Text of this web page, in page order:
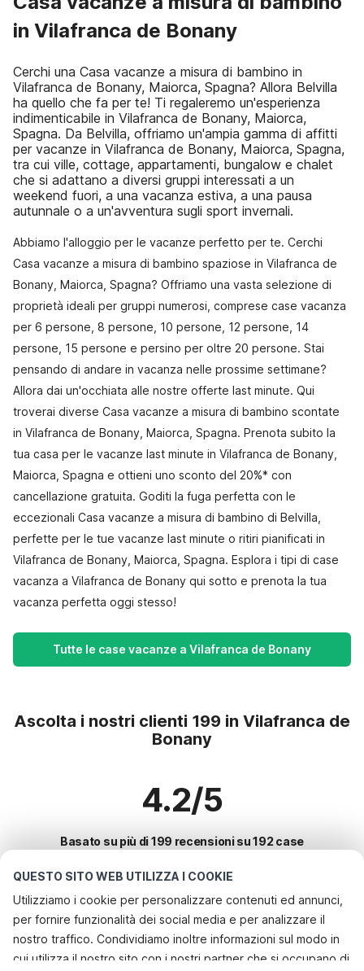
QUESTO SITO WEB UTILIZZA I COOKIE
Utilizziamo i cookie per personalizzare contenuti ed annunci,
per fornire funzionalità dei social media e per analizzare il
nostro traffico. Condividiamo inoltre informazioni sul modo in
cui utilizza il nostro sito con i nostri partner che si occupano di
in Vilafranca de Bonany
Cerchi una Casa vacanze a misura di bambino in
Vilafranca de Bonany, Maiorca, Spagna? Allora Belvilla
ha quello che fa per te! Ti regaleremo un'esperienza
indimenticabile in Vilafranca de Bonany, Maiorca,
Spagna. Da Belvilla, offriamo un'ampia gamma di affitti
per vacanze in Vilafranca de Bonany, Maiorca, Spagna,
tra cui ville, cottage, appartamenti, bungalow e chalet
che si adattano a diversi gruppi interessati a un
weekend fuori, a una vacanza estiva, a una pausa
autunnale o a un'avventura sugli sport invernali.
Abbiamo l'alloggio per le vacanze perfetto per te. Cerchi
Casa vacanze a misura di bambino spaziose in Vilafranca de
Bonany, Maiorca, Spagna? Offriamo una vasta selezione di
proprietà ideali per gruppi numerosi, comprese case vacanza
per 6 persone, 8 persone, 10 persone, 12 persone, 14
persone, 15 persone e persino per oltre 20 persone. Stai
pensando di andare in vacanza nelle prossime settimane?
Allora dai un'occhiata alle nostre offerte last minute. Qui
troverai diverse Casa vacanze a misura di bambino scontate
in Vilafranca de Bonany, Maiorca, Spagna. Prenota subito la
tua casa per le vacanze last minute in Vilafranca de Bonany,
Maiorca, Spagna e ottieni uno sconto del 20%* con
cancellazione gratuita. Goditi la fuga perfetta con le
eccezionali Casa vacanze a misura di bambino di Belvilla,
perfette per le tue vacanze last minute o ritiri pianificati in
Vilafranca de Bonany, Maiorca, Spagna. Esplora i tipi di case
vacanza a Vilafranca de Bonany qui sotto e prenota la tua
vacanza perfetta oggi stesso!
Tutte le case vacanze a Vilafranca de Bonany
Ascolta i nostri clienti 199 in Vilafranca de
Bonany
4.2/5
Basato su più di 199 recensioni su 192 case
Le destinazioni più popolari per le
vacanze
Città con i migliori servizi per le vacanze